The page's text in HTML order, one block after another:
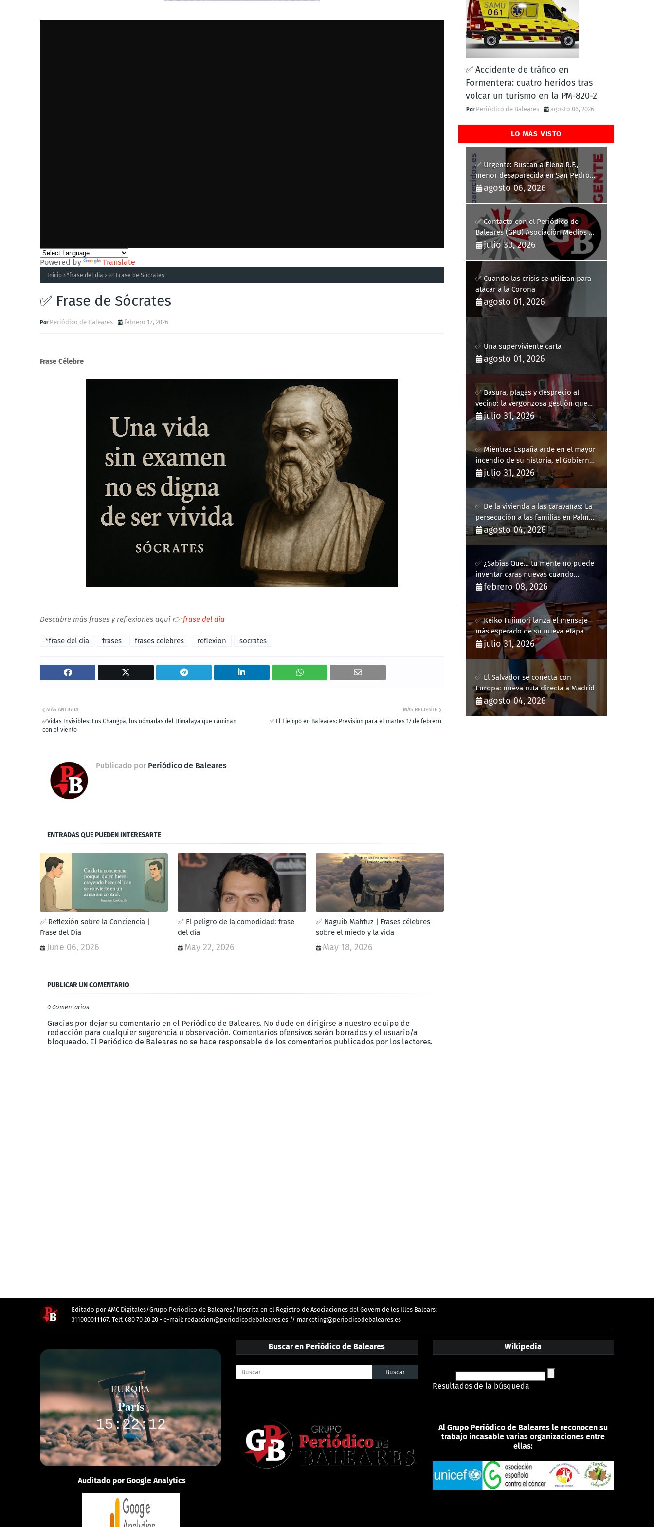
Powered by Translate
Inicio *frase del dia ✅ Frase de Sócrates
✅ Frase de Sócrates
Periódico de Baleares febrero 17, 2026
Frase Célebre
Descubre más frases y reflexiones aquí 👉frase del día
*frase del dia frases frases celebres reflexion socrates
MÁS RECIENTE
✅ El Tiempo en Baleares: Previsión para el martes 17 de febrero
MÁS ANTIGUA
✅Vidas Invisibles: Los Changpa, los nómadas del Himalaya que caminan
con el viento
Publicado por Periódico de Baleares
ENTRADAS QUE PUEDEN INTERESARTE
✅ Reflexión sobre la Conciencia |
Frase del Día
June 06, 2026
✅ El peligro de la comodidad: frase
del día
May 22, 2026
✅ Naguib Mahfuz | Frases célebres
sobre el miedo y la vida
May 18, 2026
PUBLICAR UN COMENTARIO
0 Comentarios
Gracias por dejar su comentario en el Periódico de Baleares. No dude en dirigirse a nuestro equipo de
redacción para cualquier sugerencia u observación. Comentarios ofensivos serán borrados y el usuario/a
bloqueado. El Periódico de Baleares no se hace responsable de los comentarios publicados por los lectores.
✅ Accidente de tráfico en
Formentera: cuatro heridos tras
volcar un turismo en la PM-820-2
Periódico de Baleares agosto 06, 2026
LO MÁS VISTO
✅ Urgente: Buscan a Elena R.F.,
menor desaparecida en San Pedro
del Pinatar
agosto 06, 2026
✅ Contacto con el Periódico de
Baleares (GPB) Asociación Medios de
Comunicación Digitales
julio 30, 2026
✅ Cuando las crisis se utilizan para
atacar a la Corona
agosto 01, 2026
✅ Una superviviente carta
agosto 01, 2026
✅ Basura, plagas y desprecio al
vecino: la vergonzosa gestión que
ha hecho estallar a Llucmajor
julio 31, 2026
✅ Mientras España arde en el mayor
incendio de su historia, el Gobierno
bloquea siete hidroaviones por
"ahorrarse" dinero
julio 31, 2026
✅ De la vivienda a las caravanas: La
persecución a las familias en Palma
y la complicidad de un fracaso
heredado
agosto 04, 2026
✅ ¿Sabías Que… tu mente no puede
inventar caras nuevas cuando
sueñas?
febrero 08, 2026
✅ Keiko Fujimori lanza el mensaje
más esperado de su nueva etapa
como presidenta de Perú
julio 31, 2026
✅ El Salvador se conecta con
Europa: nueva ruta directa a Madrid
agosto 04, 2026
Editado por AMC Digitales/Grupo Periódico de Baleares/ Inscrita en el Registro de Asociaciones del Govern de les Illes Balears:
311000011167. Telf. 680 70 20 20 - e-mail: redaccion@periodicodebaleares.es // marketing@periodicodebaleares.es
EUROPA
París
15:22:12
Auditado por Google Analytics
Buscar en Periódico de Baleares Wikipedia
Resultados de la búsqueda
Al Grupo Periódico de Baleares le reconocen su
trabajo incasable varias organizaciones entre
ellas: